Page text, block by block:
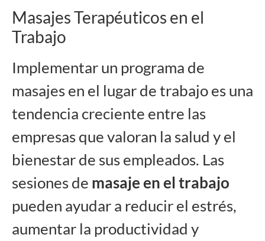
Masajes Terapéuticos en el
Trabajo
Implementar un programa de
masajes en el lugar de trabajo es una
tendencia creciente entre las
empresas que valoran la salud y el
bienestar de sus empleados. Las
sesiones de masaje en el trabajo
pueden ayudar a reducir el estrés,
aumentar la productividad y